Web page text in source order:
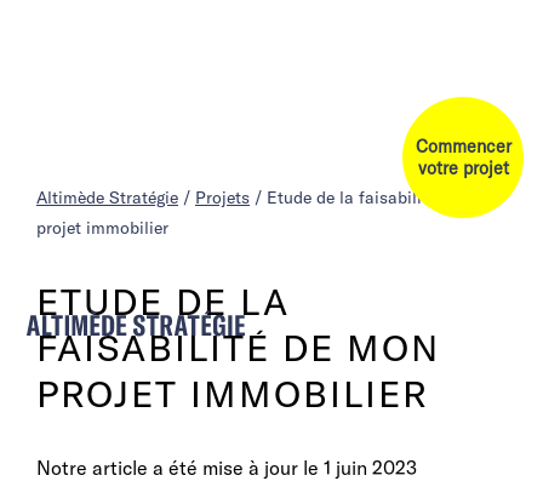
Commencer
votre projet
Altimède Stratégie / Projets / Etude de la faisabilité de mon
projet immobilier
ETUDE DE LA
FAISABILITÉ DE MON
PROJET IMMOBILIER
Notre article a été mise à jour le 1 juin 2023